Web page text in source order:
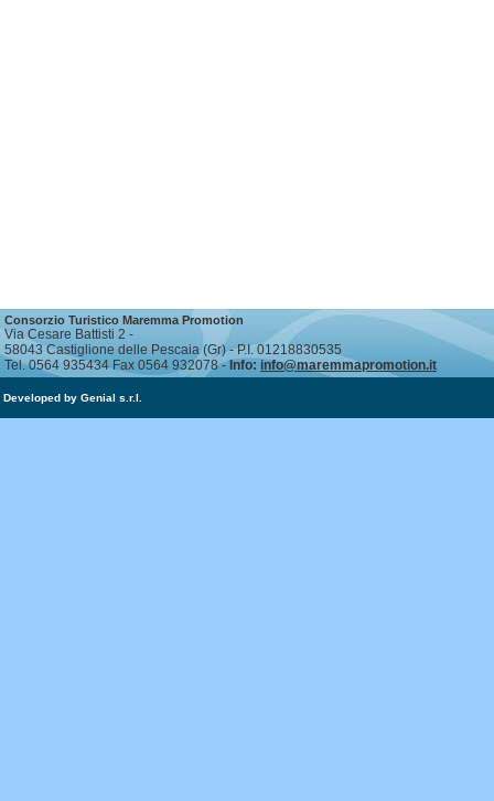
Consorzio Turistico Maremma Promotion
Via Cesare Battisti 2 -
58043 Castiglione delle Pescaia (Gr) - P.I. 01218830535
Tel. 0564 935434 Fax 0564 932078 -Info: info@maremmapromotion.it
Developed by Genial s.r.l.